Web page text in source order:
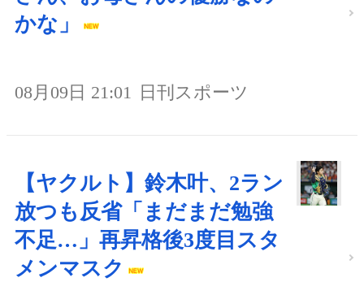
かな」
08月09日 21:01 日刊スポーツ
【ヤクルト】鈴木叶、2ラン
放つも反省「まだまだ勉強
不足…」再昇格後3度目スタ
メンマスク